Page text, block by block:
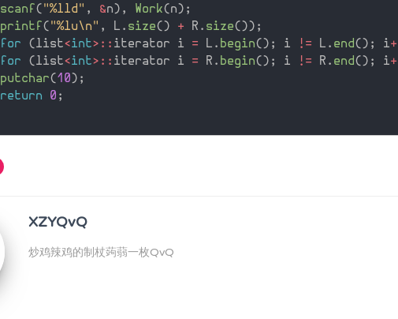
scanf ( "%lld" , &n ) , Work( n ) ;
printf ( "%lu\n" , L . size( ) + R . size( ) ) ;
for
( list<int> :: iterator i = L . begin( ) ; i != L . end ( ) ; i
for
( list<int> :: iterator i = R . begin( ) ; i != R . end ( ) ; i
putchar( 10 ) ;
return
0 ;
XZYQvQ
炒鸡辣鸡的制杖蒟蒻一枚QvQ